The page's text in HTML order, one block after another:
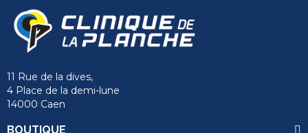
11 Rue de la dives,
4 Place de la demi-lune
14000 Caen
BOUTIQUE